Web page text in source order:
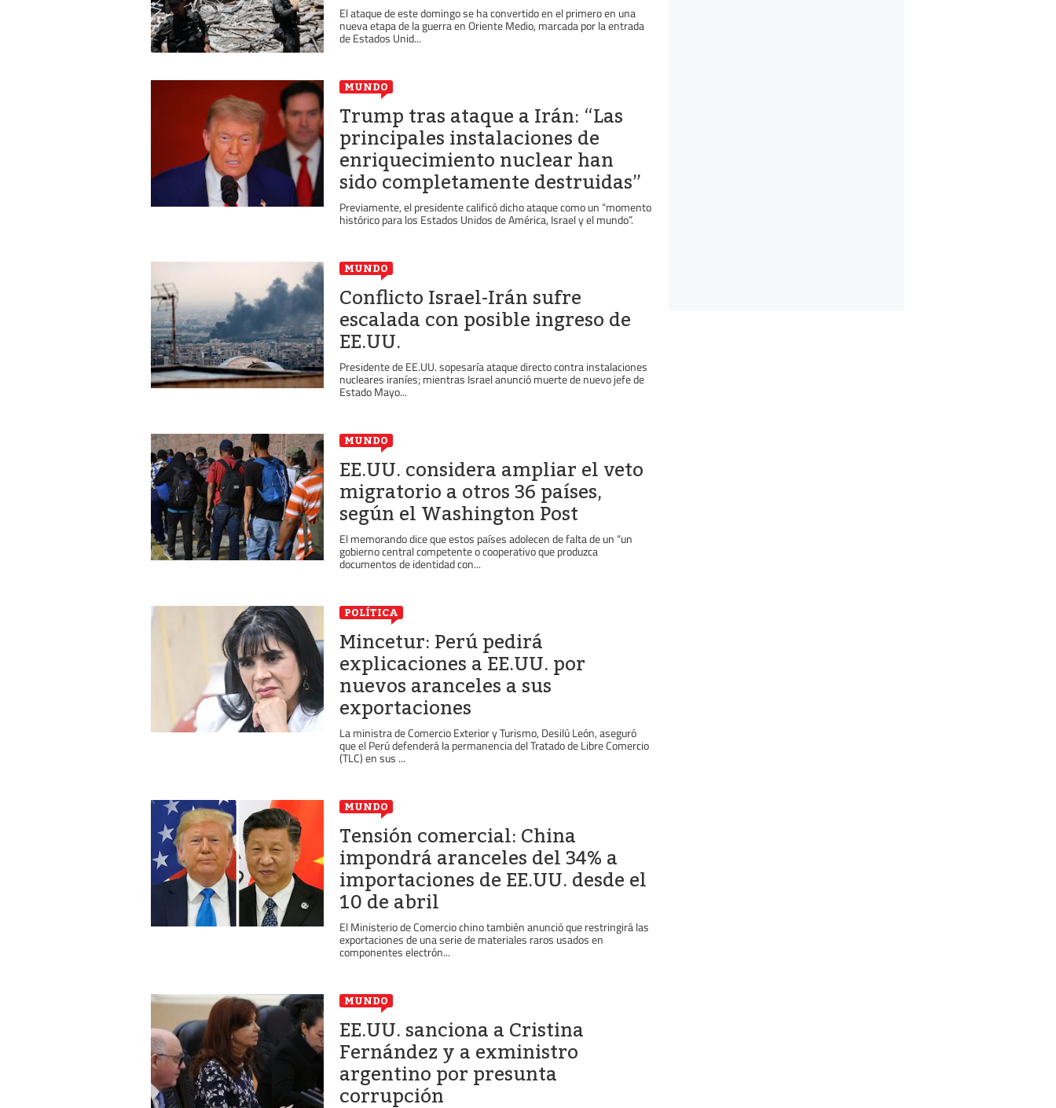
El ataque de este domingo se ha convertido en el primero en una
nueva etapa de la guerra en Oriente Medio, marcada por la entrada
de Estados Unid...
MUNDO
Trump tras ataque a Irán: “Las
principales instalaciones de
enriquecimiento nuclear han
sido completamente destruidas”
Previamente, el presidente calificó dicho ataque como un “momento
histórico para los Estados Unidos de América, Israel y el mundo”.
MUNDO
Conflicto Israel-Irán sufre
escalada con posible ingreso de
EE.UU.
Presidente de EE.UU. sopesaría ataque directo contra instalaciones
nucleares iraníes; mientras Israel anunció muerte de nuevo jefe de
Estado Mayo...
MUNDO
EE.UU. considera ampliar el veto
migratorio a otros 36 países,
según el Washington Post
El memorando dice que estos países adolecen de falta de un “un
gobierno central competente o cooperativo que produzca
documentos de identidad con...
POLÍTICA
Mincetur: Perú pedirá
explicaciones a EE.UU. por
nuevos aranceles a sus
exportaciones
La ministra de Comercio Exterior y Turismo, Desilú León, aseguró
que el Perú defenderá la permanencia del Tratado de Libre Comercio
(TLC) en sus ...
MUNDO
Tensión comercial: China
impondrá aranceles del 34% a
importaciones de EE.UU. desde el
10 de abril
El Ministerio de Comercio chino también anunció que restringirá las
exportaciones de una serie de materiales raros usados en
componentes electrón...
MUNDO
EE.UU. sanciona a Cristina
Fernández y a exministro
argentino por presunta
corrupción